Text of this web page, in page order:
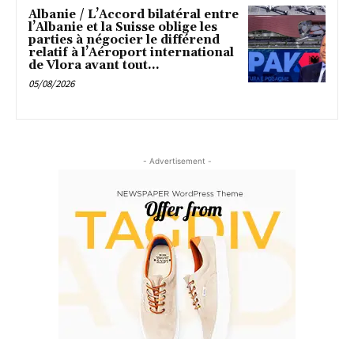
Albanie / L’Accord bilatéral entre
l’Albanie et la Suisse oblige les
parties à négocier le différend
relatif à l’Aéroport international
de Vlora avant tout...
05/08/2026
- Advertisement -